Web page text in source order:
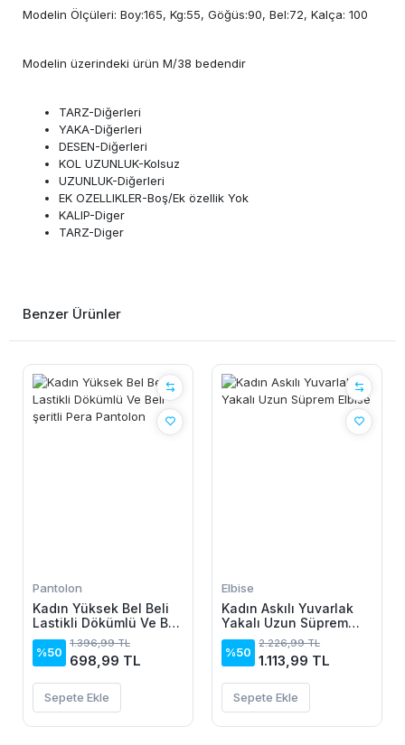
Modelin Ölçüleri: Boy:165, Kg:55, Göğüs:90, Bel:72, Kalça: 100
Modelin üzerindeki ürün M/38 bedendir
TARZ-Diğerleri
YAKA-Diğerleri
DESEN-Diğerleri
KOL UZUNLUK-Kolsuz
UZUNLUK-Diğerleri
EK OZELLIKLER-Boş/Ek özellik Yok
KALIP-Diger
TARZ-Diger
Benzer Ürünler
Pantolon
Kadın Yüksek Bel Beli
Lastikli Dökümlü Ve Beli
şeritli Pera Pantolon
%50
1.396,99 TL
698,99 TL
Sepete Ekle
Elbise
Kadın Askılı Yuvarlak
Yakalı Uzun Süprem
Elbise
%50
2.226,99 TL
1.113,99 TL
Sepete Ekle